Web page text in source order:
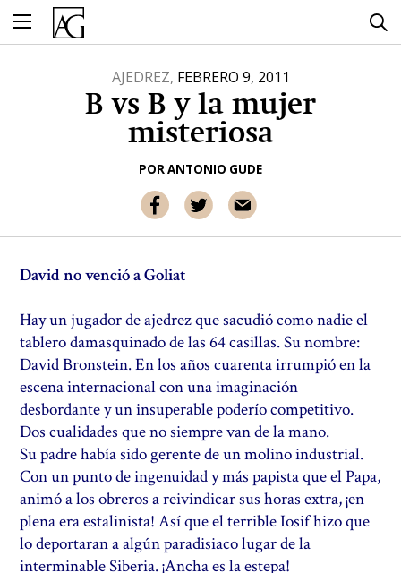
contenido
AJEDREZ, FEBRERO 9, 2011
B vs B y la mujer
misteriosa
PORANTONIO GUDE
David no venció a Goliat
Hay un jugador de ajedrez que sacudió como nadie el
tablero damasquinado de las 64 casillas. Su nombre:
David Bronstein. En los años cuarenta irrumpió en la
escena internacional con una imaginación
desbordante y un insuperable poderío competitivo.
Dos cualidades que no siempre van de la mano.
Su padre había sido gerente de un molino industrial.
Con un punto de ingenuidad y más papista que el Papa,
animó a los obreros a reivindicar sus horas extra, ¡en
plena era estalinista! Así que el terrible Iosif hizo que
lo deportaran a algún paradisiaco lugar de la
interminable Siberia. ¡Ancha es la estepa!